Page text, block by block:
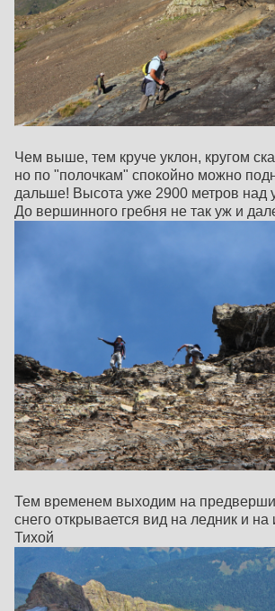
Чем выше, тем круче уклон, кругом
но по "полочкам" спокойно можно
дальше! Высота уже 2900 метров над
До вершинного гребня не так уж и
Тем временем выходим на
снего открывается вид на ледник и на
Тихой